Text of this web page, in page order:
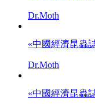
Dr.Moth
«中國經濟昆蟲
Dr.Moth
«中國經濟昆蟲